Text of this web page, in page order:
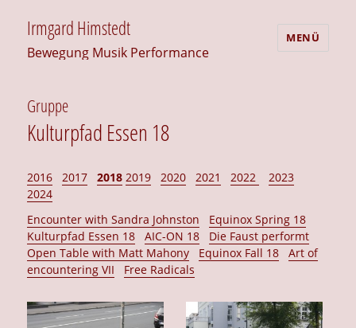
Irmgard Himstedt
Bewegung Musik Performance
MENÜ
Gruppe
Kulturpfad Essen 18
2016 2017 2018 2019 2020 2021 2022
2023
2024
Encounter with Sandra Johnston
Equinox Spring 18
Kulturpfad Essen 18
AIC-ON 18
Die Faust performt
Open Table with Matt Mahony
Equinox Fall 18
Art of
encountering VII
Free Radicals